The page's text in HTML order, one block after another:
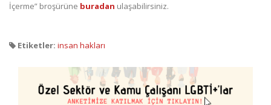
İçerme” broşürüne buradan ulaşabilirsiniz.
Etiketler: insan hakları